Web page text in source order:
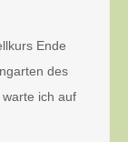
Ende
des
ich auf